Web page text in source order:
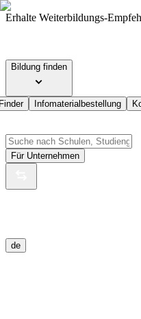
Erhalte Weiterbildungs-
Bildung finden
Infomaterialbestellung
Für Unternehmen
de